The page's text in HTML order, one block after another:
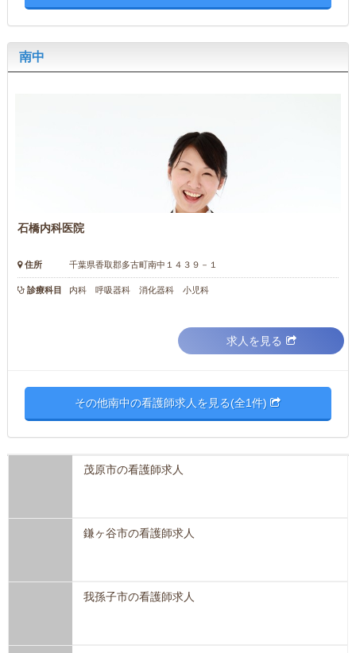
南中
石橋内科医院
住所 千葉県香取郡多古町南中１４３９－１
診療科目 内科 呼吸器科 消化器科 小児科
求人を見る
その他南中の看護師求人を見る(全1件)
茂原市の看護師求人
鎌ヶ谷市の看護師求人
我孫子市の看護師求人